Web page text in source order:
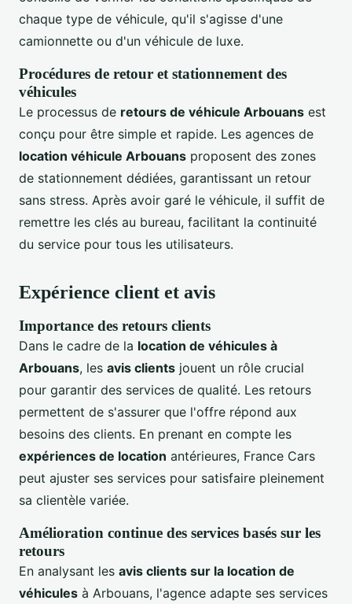
chaque type de véhicule, qu'il s'agisse d'une
camionnette ou d'un véhicule de luxe.
Procédures de retour et stationnement des
véhicules
Le processus de retours de véhicule Arbouans est
conçu pour être simple et rapide. Les agences de
location véhicule Arbouans proposent des zones
de stationnement dédiées, garantissant un retour
sans stress. Après avoir garé le véhicule, il suffit de
remettre les clés au bureau, facilitant la continuité
du service pour tous les utilisateurs.
Expérience client et avis
Importance des retours clients
Dans le cadre de la location de véhicules à
Arbouans, les avis clients jouent un rôle crucial
pour garantir des services de qualité. Les retours
permettent de s'assurer que l'offre répond aux
besoins des clients. En prenant en compte les
expériences de location antérieures, France Cars
peut ajuster ses services pour satisfaire pleinement
sa clientèle variée.
Amélioration continue des services basés sur les
retours
En analysant les avis clients sur la location de
véhicules à Arbouans, l'agence adapte ses services